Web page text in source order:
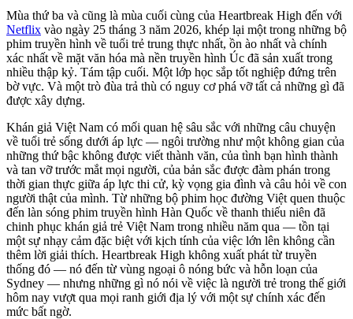
Mùa thứ ba và cũng là mùa cuối cùng của Heartbreak High đến với
Netflix vào ngày 25 tháng 3 năm 2026, khép lại một trong những bộ
phim truyền hình về tuổi trẻ trung thực nhất, ồn ào nhất và chính
xác nhất về mặt văn hóa mà nền truyền hình Úc đã sản xuất trong
nhiều thập kỷ. Tám tập cuối. Một lớp học sắp tốt nghiệp đứng trên
bờ vực. Và một trò đùa trả thù có nguy cơ phá vỡ tất cả những gì đã
được xây dựng.
Khán giả Việt Nam có mối quan hệ sâu sắc với những câu chuyện
về tuổi trẻ sống dưới áp lực — ngôi trường như một không gian của
những thứ bậc không được viết thành văn, của tình bạn hình thành
và tan vỡ trước mắt mọi người, của bản sắc được đàm phán trong
thời gian thực giữa áp lực thi cử, kỳ vọng gia đình và câu hỏi về con
người thật của mình. Từ những bộ phim học đường Việt quen thuộc
đến làn sóng phim truyền hình Hàn Quốc về thanh thiếu niên đã
chinh phục khán giả trẻ Việt Nam trong nhiều năm qua — tồn tại
một sự nhạy cảm đặc biệt với kịch tính của việc lớn lên không cần
thêm lời giải thích. Heartbreak High không xuất phát từ truyền
thống đó — nó đến từ vùng ngoại ô nóng bức và hỗn loạn của
Sydney — nhưng những gì nó nói về việc là người trẻ trong thế giới
hôm nay vượt qua mọi ranh giới địa lý với một sự chính xác đến
mức bất ngờ.